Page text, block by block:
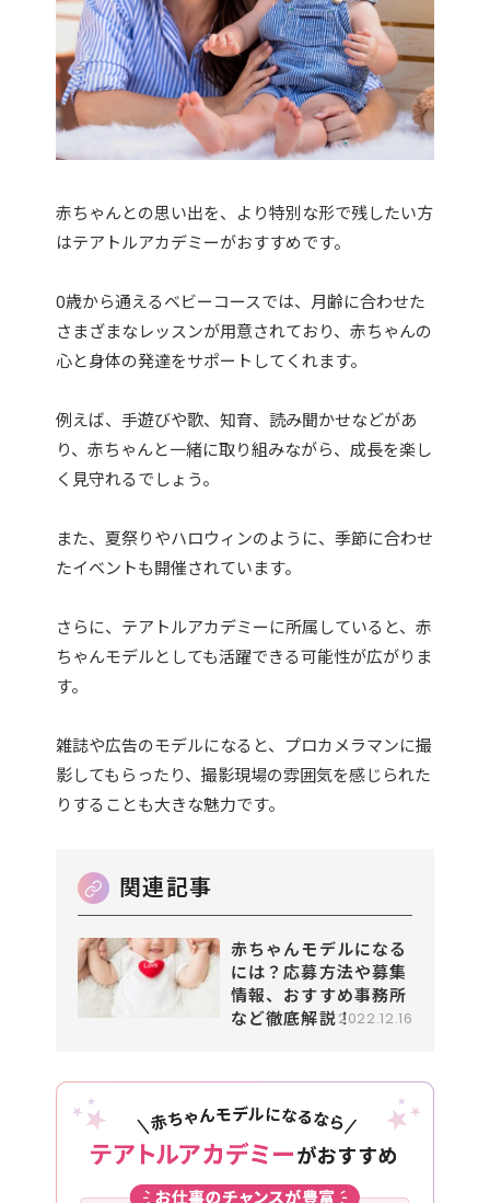
赤ちゃんとの思い出を、より特別な形で残したい方
はテアトルアカデミーがおすすめです。
0歳から通えるベビーコースでは、月齢に合わせた
さまざまなレッスンが用意されており、赤ちゃんの
心と身体の発達をサポートしてくれます。
例えば、手遊びや歌、知育、読み聞かせなどがあ
り、赤ちゃんと一緒に取り組みながら、成長を楽し
く見守れるでしょう。
また、夏祭りやハロウィンのように、季節に合わせ
たイベントも開催されています。
さらに、テアトルアカデミーに所属していると、赤
ちゃんモデルとしても活躍できる可能性が広がりま
す。
雑誌や広告のモデルになると、プロカメラマンに撮
影してもらったり、撮影現場の雰囲気を感じられた
りすることも大きな魅力です。
赤ちゃんモデルになる
には？応募方法や募集
情報、おすすめ事務所
など徹底解説！2022.12.16